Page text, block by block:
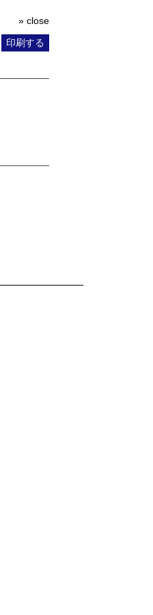
» close
印刷する